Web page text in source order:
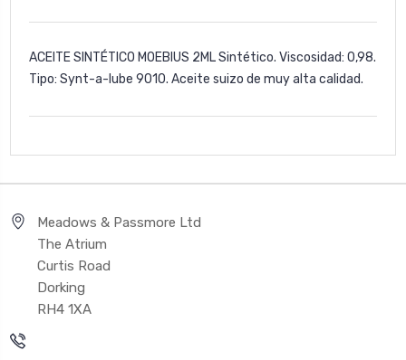
ACEITE SINTÉTICO MOEBIUS 2ML Sintético. Viscosidad: 0,98.
Tipo: Synt-a-lube 9010. Aceite suizo de muy alta calidad.
Meadows & Passmore Ltd
The Atrium
Curtis Road
Dorking
RH4 1XA